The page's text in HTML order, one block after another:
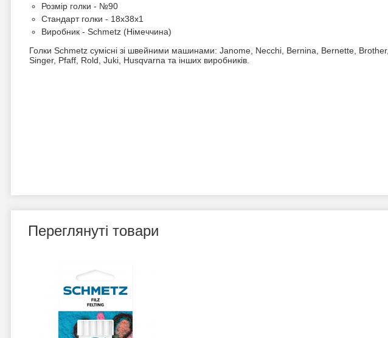
Розмір голки - №90
Стандарт голки - 18x38x1
Виробник - Schmetz (Німеччина)
Голки Schmetz сумісні зі швейними машинами: Janome, Necchi, Bernina, Bernette, Brother,
Singer, Pfaff, Rold, Juki, Husqvarna та інших виробників.
Переглянуті товари